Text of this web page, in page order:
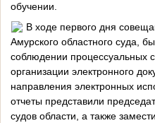
обучении.
В ходе первого дня
Амурского областного суда,
соблюдении процессуальных
организации электронного
направления электронных
отчеты представили
судов области, а также